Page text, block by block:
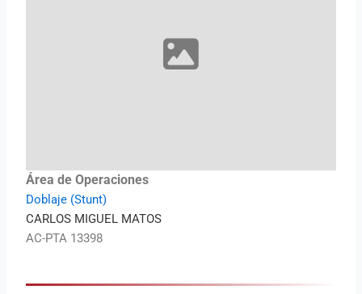
Área de Operaciones
Doblaje (Stunt)
CARLOS MIGUEL MATOS
AC-PTA 13398